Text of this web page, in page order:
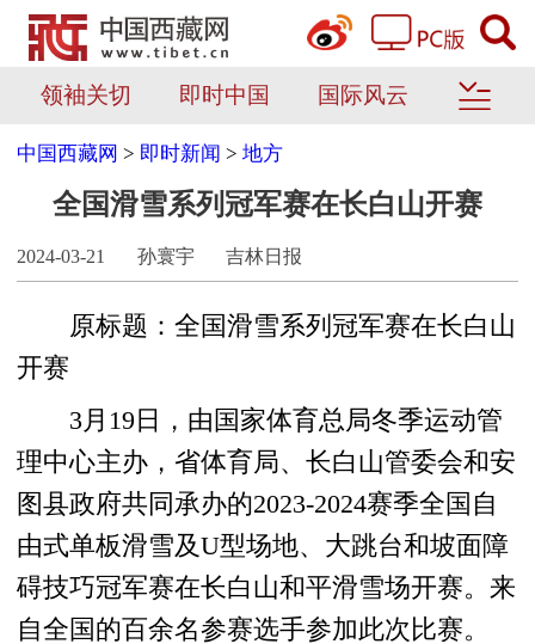
领袖关切 即时中国 国际风云
中国西藏网 > 即时新闻 >地方
全国滑雪系列冠军赛在长白山开赛
2024-03-21 孙寰宇 吉林日报
原标题：全国滑雪系列冠军赛在长白山
开赛
3月19日，由国家体育总局冬季运动管
理中心主办，省体育局、长白山管委会和安
图县政府共同承办的2023-2024赛季全国自
由式单板滑雪及U型场地、大跳台和坡面障
碍技巧冠军赛在长白山和平滑雪场开赛。来
自全国的百余名参赛选手参加此次比赛。